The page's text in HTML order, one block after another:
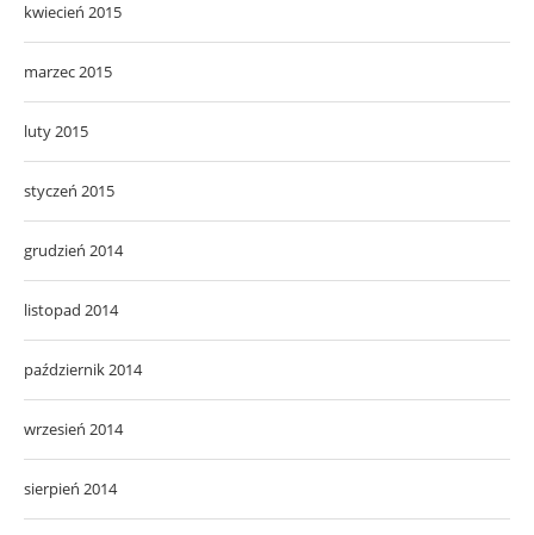
kwiecień 2015
marzec 2015
luty 2015
styczeń 2015
grudzień 2014
listopad 2014
październik 2014
wrzesień 2014
sierpień 2014